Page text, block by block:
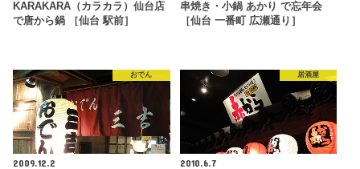
KARAKARA（カラカラ）仙台店
で唐から鍋 ［仙台 駅前］
串焼き・小鍋 あかり で忘年会
［仙台 一番町 広瀬通り］
おでん
2009.12.2
居酒屋
2010.6.7